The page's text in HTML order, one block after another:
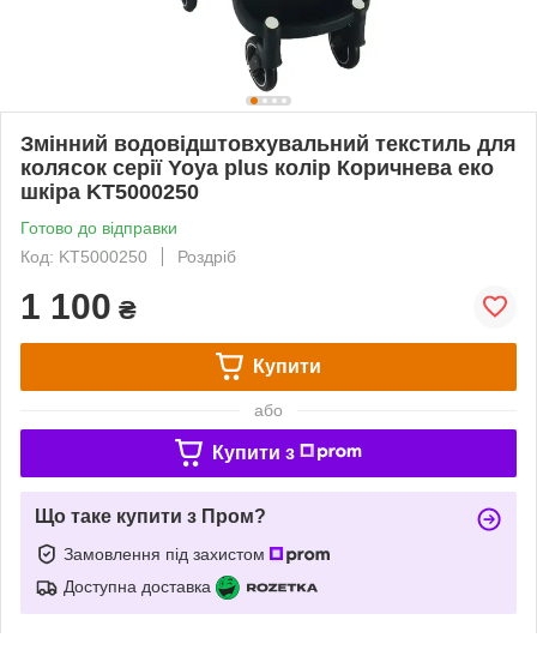
Змінний водовідштовхувальний текстиль для
колясок серії Yoya plus колір Коричнева еко
шкіра KT5000250
Готово до відправки
Код: KT5000250
Роздріб
1 100 ₴
Купити
або
Купити з
Що таке купити з Пром?
Замовлення під захистом
Доступна доставка